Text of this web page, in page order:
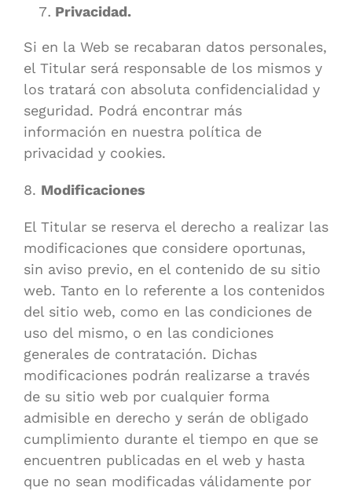
Privacidad.
Si en la Web se recabaran datos personales,
el Titular será responsable de los mismos y
los tratará con absoluta confidencialidad y
seguridad. Podrá encontrar más
información en nuestra política de
privacidad y cookies.
8. Modificaciones
El Titular se reserva el derecho a realizar las
modificaciones que considere oportunas,
sin aviso previo, en el contenido de su sitio
web. Tanto en lo referente a los contenidos
del sitio web, como en las condiciones de
uso del mismo, o en las condiciones
generales de contratación. Dichas
modificaciones podrán realizarse a través
de su sitio web por cualquier forma
admisible en derecho y serán de obligado
cumplimiento durante el tiempo en que se
encuentren publicadas en el web y hasta
que no sean modificadas válidamente por